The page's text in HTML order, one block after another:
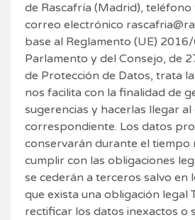
de Rascafría (Madrid),
correo electrónico
base al Reglamento (UE)
Parlamento y del Consejo, de
de Protección de Datos, trata
nos facilita con la finalidad de
sugerencias y hacerlas llegar
correspondiente. Los datos
conservarán durante el tiempo
cumplir con las obligaciones
se cederán a terceros salvo en
que exista una obligación legal
rectificar los datos inexactos o